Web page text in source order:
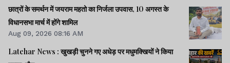
छात्रों के समर्थन में जयराम महतो का निर्जला उपवास, 10 अगस्त के
विधानसभा मार्च में होंगे शामिल
Aug 09, 2026 08:16 AM
Latehar News : खुखड़ी चुनने गए अधेड़ पर मधुमक्खियों ने किया